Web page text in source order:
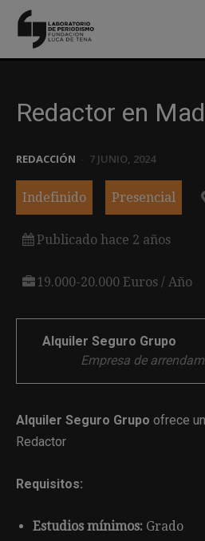
Redactor en
REDACCIÓN 7 JUNIO, 2024
Indefinido Presencial
Publicado hace 2 años
19.000-20.000 Euros / Año
Alquiler Seguro Grupo
Empresa de
Alquiler Seguro Grupo ofrece
Redactor
Requisitos:
Estudios mínimos: Grado